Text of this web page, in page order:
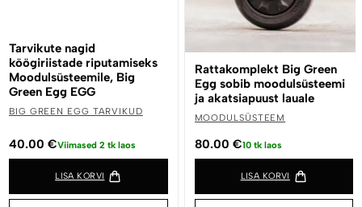
Tarvikute nagid
köögiriistade riputamiseks
Moodulsüsteemile, Big
Green Egg EGG
BIG GREEN EGG TARVIKUD
40.00 €Viimased 2 tk laos
LISA KORVI
Rattakomplekt Big Green
Egg sobib moodulsüsteemi
ja akatsiapuust lauale
MOODULSÜSTEEM
80.00 €10 tk laos
LISA KORVI